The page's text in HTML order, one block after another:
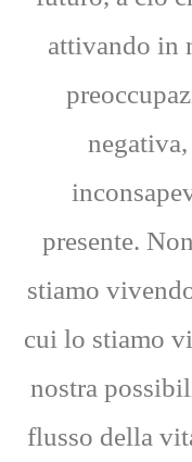
attivando in
presente.
stiamo
cui lo stiamo
nostra
flusso della